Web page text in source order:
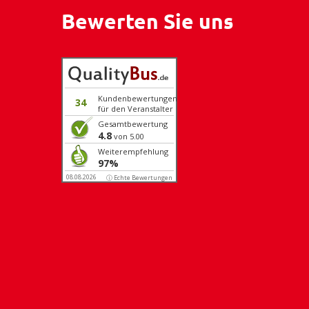
Bewerten Sie uns
34
Kundenbewertungen
für den Veranstalter
Gesamtbewertung
4.8von 5.00
Weiterempfehlung
97%
08.08.2026 ⓘ Echte Bewertungen